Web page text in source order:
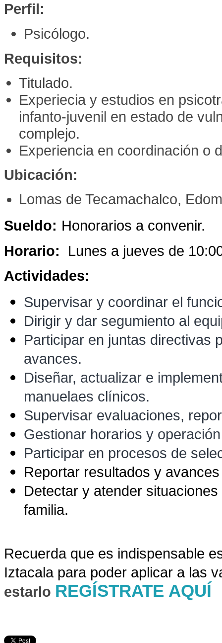
Perfil:
Psicólogo.
Requisitos:
Titulado.
Experiecia y estudios en
infanto-juvenil en estado de
complejo.
Experiencia en coordinación o
Ubicación:
Lomas de Tecamachalco,
Sueldo: Honorarios a convenir.
Horario: Lunes a jueves de
Actividades:
Supervisar y coordinar el
Dirigir y dar segumiento al
Participar en juntas directivas
avances.
Diseñar, actualizar e
manuelaes clínicos.
Supervisar evaluaciones,
Gestionar horarios y
Participar en procesos de
Reportar resultados y
Detectar y atender
familia.
Recuerda que es indispensable
Iztacala para poder aplicar a las
estarlo REGÍSTRATE AQUÍ